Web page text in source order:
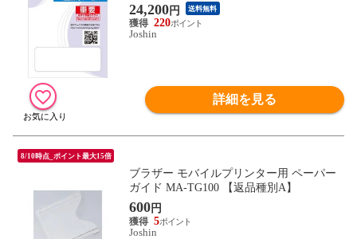
24,200円 送料無料
220
Joshin
詳細を見る
8/10時点_ポイント最大15倍
ブラザー モバイルプリンター用 ペーパー
ガイド MA-TG100 【返品種別A】
600円
5
Joshin